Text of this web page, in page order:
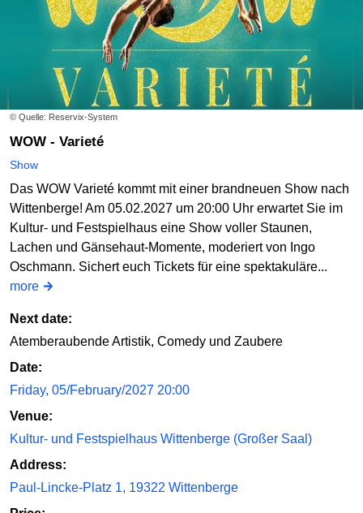
© Quelle: Reservix-System
WOW - Varieté
Show
Das WOW Varieté kommt mit einer brandneuen Show nach
Wittenberge! Am 05.02.2027 um 20:00 Uhr erwartet Sie im
Kultur- und Festspielhaus eine Show voller Staunen,
Lachen und Gänsehaut-Momente, moderiert von Ingo
Oschmann. Sichert euch Tickets für eine spektakuläre...
more
Next date:
Atemberaubende Artistik, Comedy und Zaubere
Date:
Friday, 05/February/2027 20:00
Venue:
Kultur- und Festspielhaus Wittenberge (Großer Saal)
Address:
Paul-Lincke-Platz 1, 19322 Wittenberge